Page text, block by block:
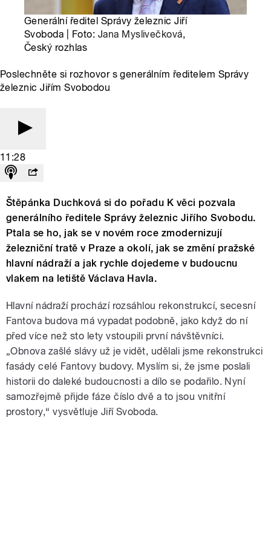
Generální ředitel Správy železnic Jiří
Svoboda | Foto: Jana Myslivečková,
Český rozhlas
Poslechněte si rozhovor s generálním ředitelem Správy
železnic Jiřím Svobodou
11:28
Štěpánka Duchková si do pořadu K věci pozvala
generálního ředitele Správy železnic Jiřího Svobodu.
Ptala se ho, jak se v novém roce zmodernizují
železniční tratě v Praze a okolí, jak se změní pražské
hlavní nádraží a jak rychle dojedeme v budoucnu
vlakem na letiště Václava Havla.
Hlavní nádraží prochází rozsáhlou rekonstrukcí, secesní
Fantova budova má vypadat podobně, jako když do ní
před více než sto lety vstoupili první návštěvníci.
„Obnova zašlé slávy už je vidět, udělali jsme rekonstrukci
fasády celé Fantovy budovy. Myslím si, že jsme poslali
historii do daleké budoucnosti a dílo se podařilo. Nyní
samozřejmě přijde fáze číslo dvě a to jsou vnitřní
prostory,“ vysvětluje Jiří Svoboda.